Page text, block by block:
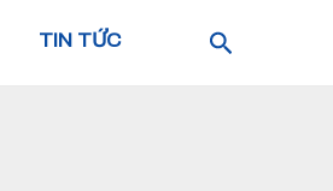
TIN TỨC